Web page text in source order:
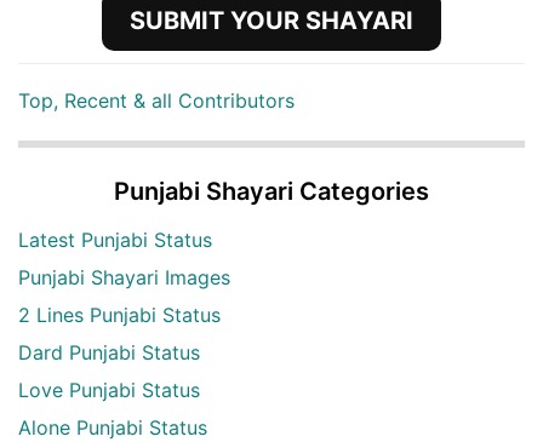
SUBMIT YOUR SHAYARI
Top, Recent & all Contributors
Punjabi Shayari Categories
Latest Punjabi Status
Punjabi Shayari Images
2 Lines Punjabi Status
Dard Punjabi Status
Love Punjabi Status
Alone Punjabi Status